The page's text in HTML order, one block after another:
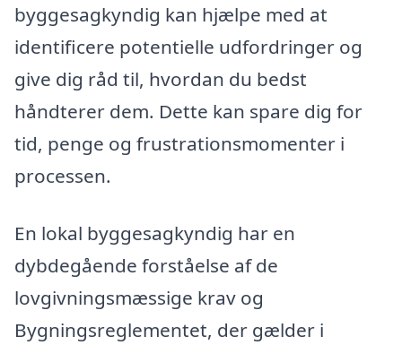
byggesagkyndig kan hjælpe med at
identificere potentielle udfordringer og
give dig råd til, hvordan du bedst
håndterer dem. Dette kan spare dig for
tid, penge og frustrationsmomenter i
processen.
En lokal byggesagkyndig har en
dybdegående forståelse af de
lovgivningsmæssige krav og
Bygningsreglementet, der gælder i